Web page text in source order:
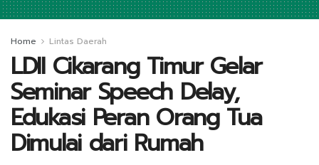
Home Lintas Daerah
LDII Cikarang Timur Gelar
Seminar Speech Delay,
Edukasi Peran Orang Tua
Dimulai dari Rumah